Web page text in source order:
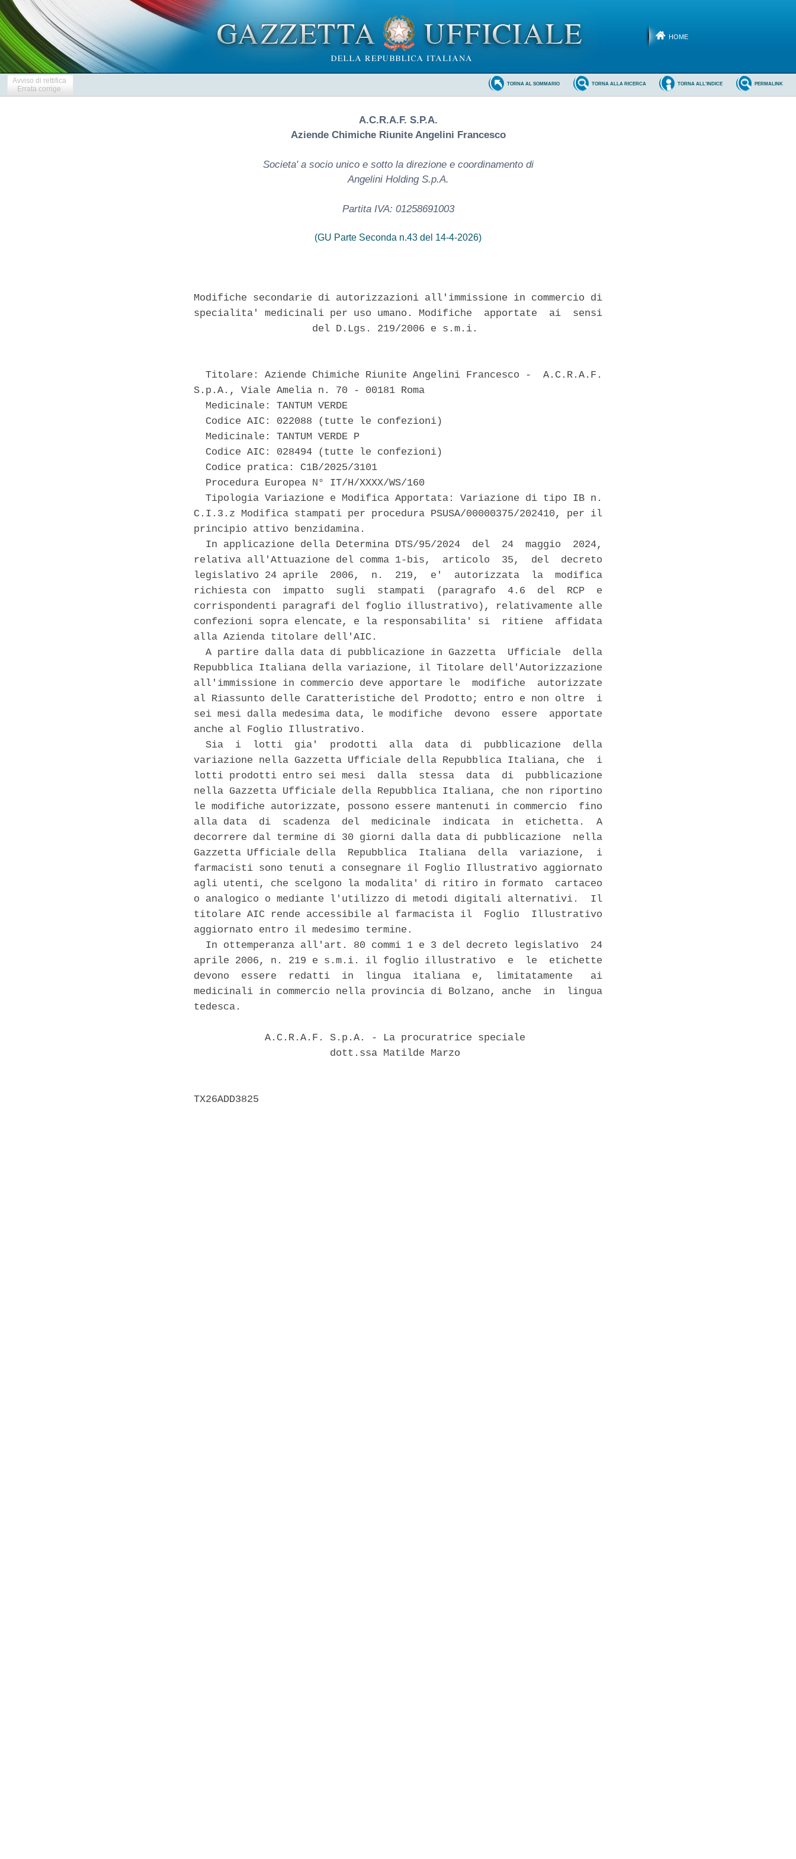
HOME
Avviso di rettifica
Errata corrige
PERMALINK
TORNA ALL'INDICE
TORNA ALLA RICERCA
TORNA AL SOMMARIO
A.C.R.A.F. S.P.A.
Aziende Chimiche Riunite Angelini Francesco
Societa' a socio unico e sotto la direzione e coordinamento di
Angelini Holding S.p.A.
Partita IVA: 01258691003
(GU Parte Seconda n.43 del 14-4-2026)
Modifiche secondarie di autorizzazioni all'immissione in commercio di
specialita' medicinali per uso umano. Modifiche  apportate  ai  sensi
                    del D.Lgs. 219/2006 e s.m.i.
  Titolare: Aziende Chimiche Riunite Angelini Francesco -  A.C.R.A.F.
S.p.A., Viale Amelia n. 70 - 00181 Roma
  Medicinale: TANTUM VERDE
  Codice AIC: 022088 (tutte le confezioni)
  Medicinale: TANTUM VERDE P
  Codice AIC: 028494 (tutte le confezioni)
  Codice pratica: C1B/2025/3101
  Procedura Europea N° IT/H/XXXX/WS/160
  Tipologia Variazione e Modifica Apportata: Variazione di tipo IB n.
C.I.3.z Modifica stampati per procedura PSUSA/00000375/202410, per il
principio attivo benzidamina.
  In applicazione della Determina DTS/95/2024  del  24  maggio  2024,
relativa all'Attuazione del comma 1-bis,  articolo  35,  del  decreto
legislativo 24 aprile  2006,  n.  219,  e'  autorizzata  la  modifica
richiesta con  impatto  sugli  stampati  (paragrafo  4.6  del  RCP  e
corrispondenti paragrafi del foglio illustrativo), relativamente alle
confezioni sopra elencate, e la responsabilita' si  ritiene  affidata
alla Azienda titolare dell'AIC.
  A partire dalla data di pubblicazione in Gazzetta  Ufficiale  della
Repubblica Italiana della variazione, il Titolare dell'Autorizzazione
all'immissione in commercio deve apportare le  modifiche  autorizzate
al Riassunto delle Caratteristiche del Prodotto; entro e non oltre  i
sei mesi dalla medesima data, le modifiche  devono  essere  apportate
anche al Foglio Illustrativo.
  Sia  i  lotti  gia'  prodotti  alla  data  di  pubblicazione  della
variazione nella Gazzetta Ufficiale della Repubblica Italiana, che  i
lotti prodotti entro sei mesi  dalla  stessa  data  di  pubblicazione
nella Gazzetta Ufficiale della Repubblica Italiana, che non riportino
le modifiche autorizzate, possono essere mantenuti in commercio  fino
alla data  di  scadenza  del  medicinale  indicata  in  etichetta.  A
decorrere dal termine di 30 giorni dalla data di pubblicazione  nella
Gazzetta Ufficiale della  Repubblica  Italiana  della  variazione,  i
farmacisti sono tenuti a consegnare il Foglio Illustrativo aggiornato
agli utenti, che scelgono la modalita' di ritiro in formato  cartaceo
o analogico o mediante l'utilizzo di metodi digitali alternativi.  Il
titolare AIC rende accessibile al farmacista il  Foglio  Illustrativo
aggiornato entro il medesimo termine.
  In ottemperanza all'art. 80 commi 1 e 3 del decreto legislativo  24
aprile 2006, n. 219 e s.m.i. il foglio illustrativo  e  le  etichette
devono  essere  redatti  in  lingua  italiana  e,  limitatamente   ai
medicinali in commercio nella provincia di Bolzano, anche  in  lingua
tedesca.
            A.C.R.A.F. S.p.A. - La procuratrice speciale
                       dott.ssa Matilde Marzo